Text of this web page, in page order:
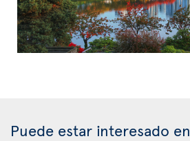
Puede estar interesado en